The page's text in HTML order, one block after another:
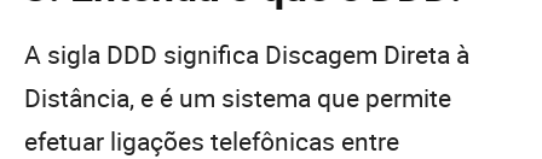
A sigla DDD significa Discagem Direta à
Distância, e é um sistema que permite
efetuar ligações telefônicas entre